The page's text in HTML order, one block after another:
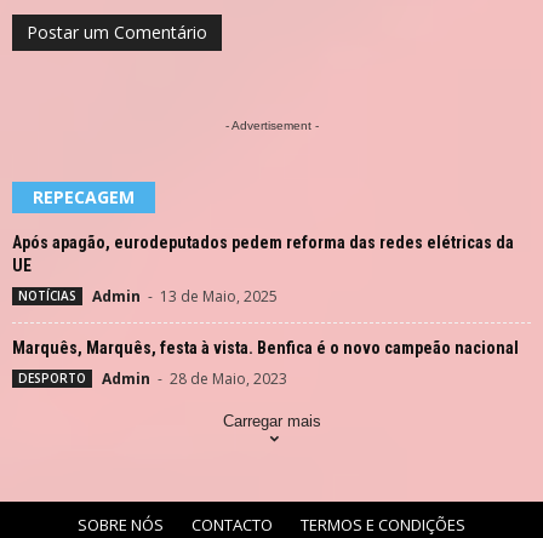
- Advertisement -
REPECAGEM
Após apagão, eurodeputados pedem reforma das redes elétricas da
UE
NOTÍCIAS Admin - 13 de Maio, 2025
Marquês, Marquês, festa à vista. Benfica é o novo campeão nacional
DESPORTO Admin - 28 de Maio, 2023
Carregar mais
SOBRE NÓS CONTACTO TERMOS E CONDIÇÕES